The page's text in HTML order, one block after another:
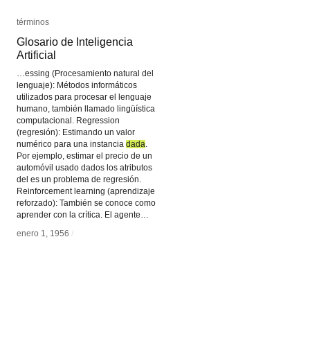
términos
Glosario de Inteligencia
Artificial
…essing (Procesamiento natural del
lenguaje): Métodos informáticos
utilizados para procesar el lenguaje
humano, también llamado lingüística
computacional. Regression
(regresión): Estimando un valor
numérico para una instancia dada
Por ejemplo, estimar el precio de un
automóvil usado dados los atributos
del es un problema de regresión.
Reinforcement learning (aprendizaje
reforzado): También se conoce como
aprender con la crítica. El agente…
enero 1, 1956 /
términos
Glosario de Inteligencia
Artificial
dada
enero 1, 1956 /